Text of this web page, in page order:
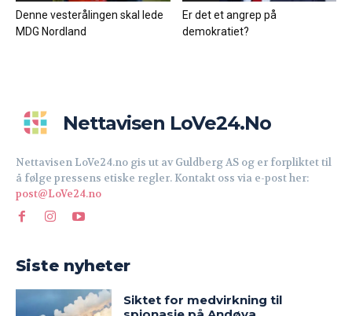
Denne vesterålingen skal lede
MDG Nordland
Er det et angrep på
demokratiet?
Nettavisen LoVe24.no
Nettavisen LoVe24.no gis ut av Guldberg AS og er forpliktet til
å følge pressens etiske regler. Kontakt oss via e-post her:
post@LoVe24.no
Siste nyheter
Siktet for medvirkning til